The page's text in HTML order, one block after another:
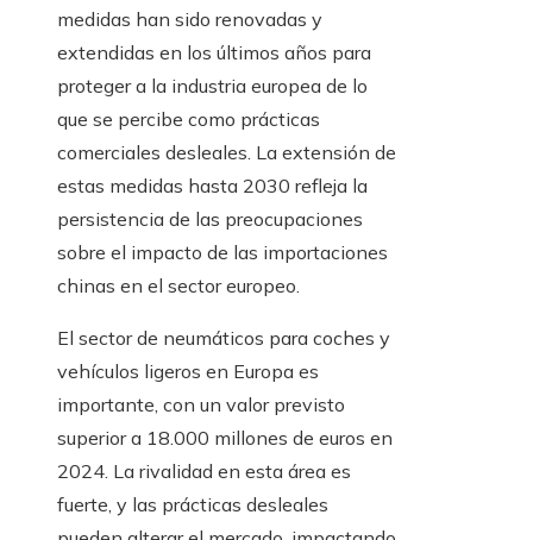
medidas han sido renovadas y
extendidas en los últimos años para
proteger a la industria europea de lo
que se percibe como prácticas
comerciales desleales. La extensión de
estas medidas hasta 2030 refleja la
persistencia de las preocupaciones
sobre el impacto de las importaciones
chinas en el sector europeo.
El sector de neumáticos para coches y
vehículos ligeros en Europa es
importante, con un valor previsto
superior a 18.000 millones de euros en
2024. La rivalidad en esta área es
fuerte, y las prácticas desleales